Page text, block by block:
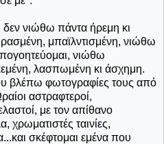
νιώθω πάντα ήρεμη κι
μπαϊλντισμένη, νιώθω
νιώθω
λασπωμένη κι άσχημη.
βλέπω φωτογραφίες τους από
αστραφτεροί,
με τον απίθανο
χρωματιστές ταινίες,
σκέφτομαι εμένα που